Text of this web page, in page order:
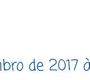
de 2017